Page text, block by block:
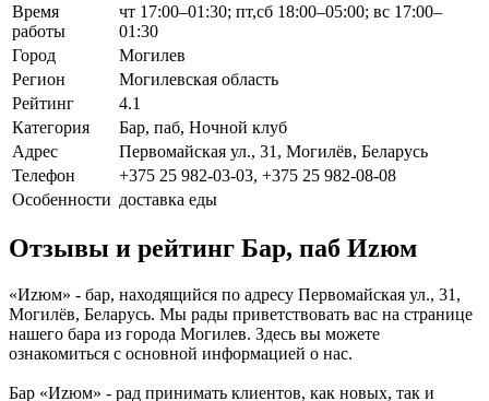
Время
работы
чт 17:00–01:30; пт,сб 18:00–05:00; вс 17:00–
01:30
Город
Могилев
Регион
Могилевская область
Рейтинг
4.1
Категория
Бар, паб, Ночной клуб
Адрес
Первомайская ул., 31, Могилёв, Беларусь
Телефон
+375 25 982-03-03, +375 25 982-08-08
Особенности доставка еды
Отзывы и рейтинг Бар, паб Иzюм
«Иzюм» - бар, находящийся по адресу Первомайская ул., 31,
Могилёв, Беларусь. Мы рады приветствовать вас на странице
нашего бара из города Могилев. Здесь вы можете
ознакомиться с основной информацией о нас.
Бар «Иzюм» - рад принимать клиентов, как новых, так и